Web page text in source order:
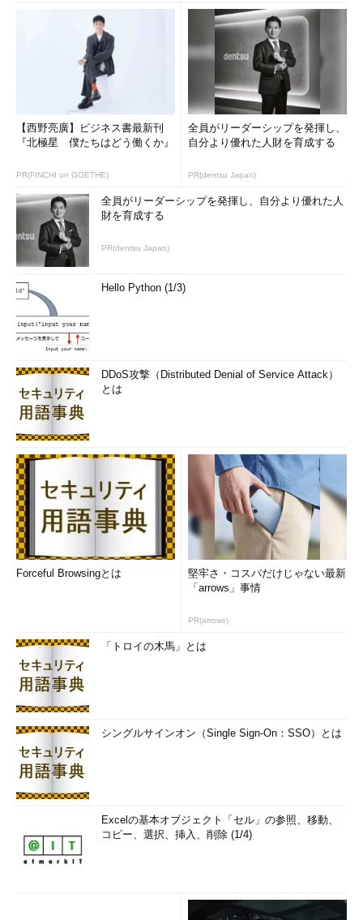
【西野亮廣】ビジネス書最新刊
『北極星 僕たちはどう働くか』
PR(FINCHI on GOETHE)
全員がリーダーシップを発揮し、
自分より優れた人財を育成する
PR(dentsu Japan)
全員がリーダーシップを発揮し、自分より優れた人
財を育成する
PR(dentsu Japan)
Hello Python (1/3)
DDoS攻撃（Distributed Denial of Service Attack）
とは
Forceful Browsingとは
堅牢さ・コスパだけじゃない最新
「arrows」事情
PR(arrows)
「トロイの木馬」とは
シングルサインオン（Single Sign-On：SSO）とは
Excelの基本オブジェクト「セル」の参照、移動、
コピー、選択、挿入、削除 (1/4)